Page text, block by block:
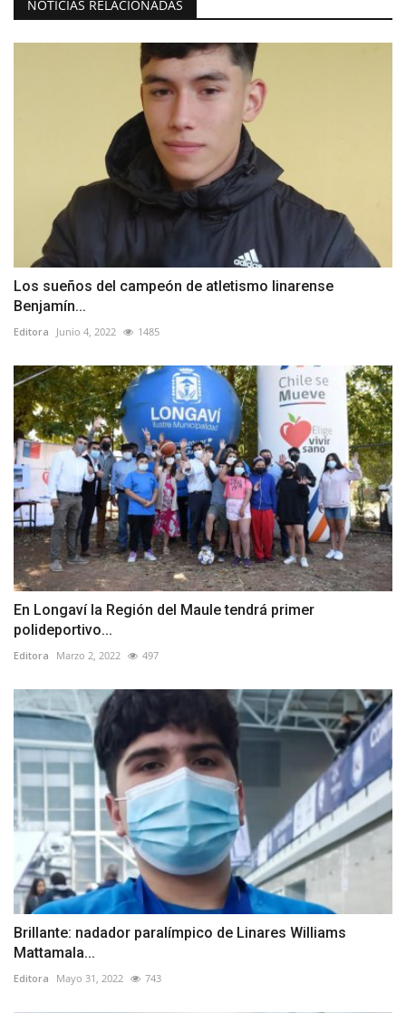
NOTICIAS RELACIONADAS
Los sueños del campeón de atletismo linarense
Benjamín...
Editora Junio 4, 2022 1485
En Longaví la Región del Maule tendrá primer
polideportivo...
Editora Marzo 2, 2022 497
Brillante: nadador paralímpico de Linares Williams
Mattamala...
Editora Mayo 31, 2022 743